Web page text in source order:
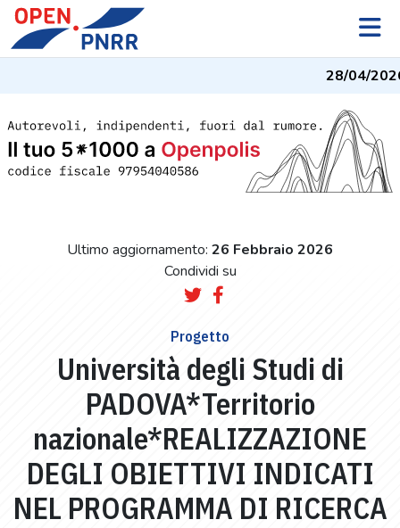
28/04/2026
Ultimo aggiornamento: 26 Febbraio 2026
Condividi su
Progetto
Università degli Studi di
PADOVA*Territorio
nazionale*REALIZZAZIONE
DEGLI OBIETTIVI INDICATI
NEL PROGRAMMA DI RICERCA